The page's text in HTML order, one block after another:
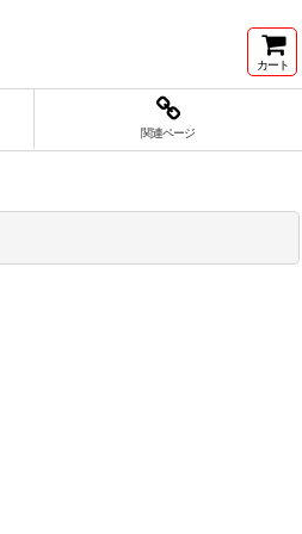
カート
関連ページ